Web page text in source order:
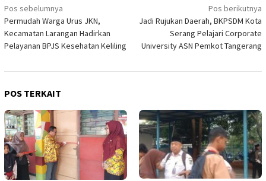
Navigasi
pos
Pos sebelumnya
Permudah Warga Urus JKN,
Kecamatan Larangan Hadirkan
Pelayanan BPJS Kesehatan Keliling
Pos berikutnya
Jadi Rujukan Daerah, BKPSDM Kota
Serang Pelajari Corporate
University ASN Pemkot Tangerang
POS TERKAIT